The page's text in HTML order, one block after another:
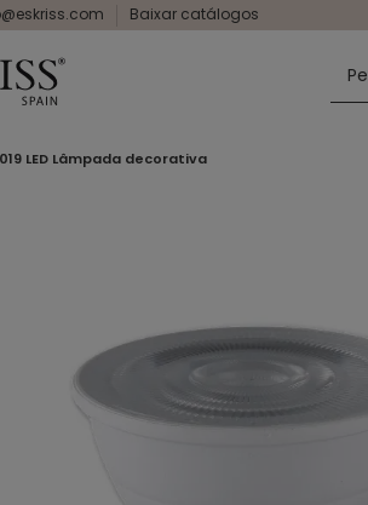
Baixar catálogos
LED Lâmpada decorativa